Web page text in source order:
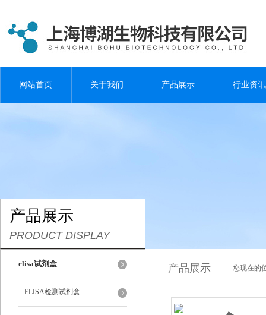
网站首页 关于我们 产品展示 行业资讯
产品展示
PRODUCT DISPLAY
elisa试剂盒
ELISA检测试剂盒
产品展示 您现在的